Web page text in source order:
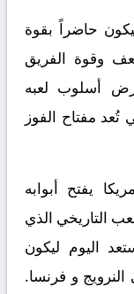
حاضراً بقوة
وقوة الفريق
أسلوب لعبه
مفتاح الفوز
يفتح أبوابه
التاريخي الذي
اليوم ليكون
و فرنسا.